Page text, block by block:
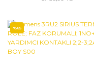
%65